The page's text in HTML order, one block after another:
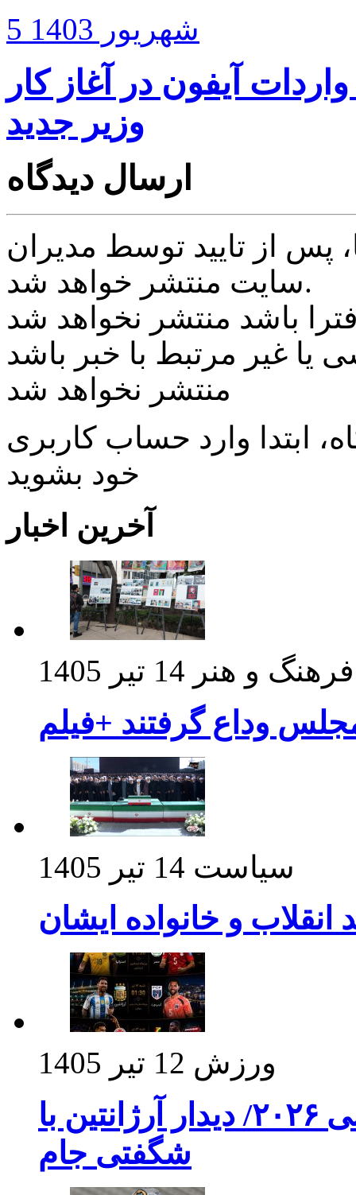
5 شهریور 1403
آیفون در آغاز کار
وزیر جدید
ارسال دیدگاه
از تایید توسط مدیران
سایت منتشر خواهد شد.
یا غیر مرتبط با خبر باشد
منتشر نخواهد شد
ابتدا وارد حساب كاربری
خود بشويد
آخرین اخبار
فرهنگ و هنر 14 تیر 1405
وداع گرفتند +فیلم
سیاست 14 تیر 1405
انقلاب و خانواده ایشان
ورزش 12 تیر 1405
برنامه بازی های امشب جام جهانی ۲۰۲۶/ دیدار آرژانتین با
شگفتی جام